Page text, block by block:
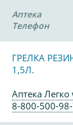
Аптека
Телефон
ГРЕЛКА
1,5Л.
Аптека
8-800-500-